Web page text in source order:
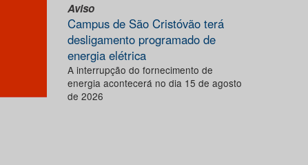
Aviso
Campus de São Cristóvão terá
desligamento programado de
energia elétrica
A interrupção do fornecimento de
energia acontecerá no dia 15 de agosto
de 2026